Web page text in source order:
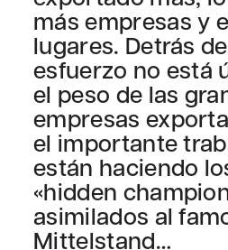
más empresas y
lugares. Detrás
esfuerzo no está
el peso de las
empresas
el importante
están haciendo
«hidden
asimilados al
Mittelstand…